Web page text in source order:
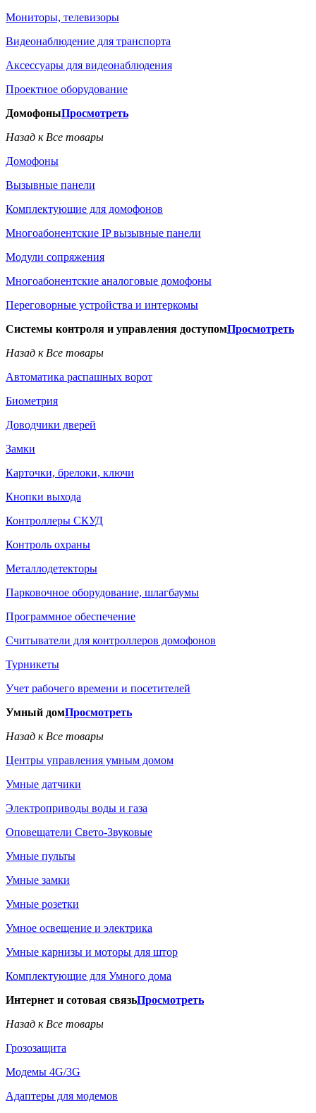
Мониторы, телевизоры
Видеонаблюдение для транспорта
Аксессуары для видеонаблюдения
Проектное оборудование
ДомофоныПросмотреть
Назад к Все товары
Домофоны
Вызывные панели
Комплектующие для домофонов
Многоабонентские IP вызывные панели
Модули сопряжения
Многоабонентские аналоговые домофоны
Переговорные устройства и интеркомы
Системы контроля и управления доступомПросмотреть
Назад к Все товары
Автоматика распашных ворот
Биометрия
Доводчики дверей
Замки
Карточки, брелоки, ключи
Кнопки выхода
Контроллеры СКУД
Контроль охраны
Металлодетекторы
Парковочное оборудование, шлагбаумы
Программное обеспечение
Считыватели для контроллеров домофонов
Турникеты
Учет рабочего времени и посетителей
Умный домПросмотреть
Назад к Все товары
Центры управления умным домом
Умные датчики
Электроприводы воды и газа
Оповещатели Свето-Звуковые
Умные пульты
Умные замки
Умные розетки
Умное освещение и электрика
Умные карнизы и моторы для штор
Комплектующие для Умного дома
Интернет и сотовая связьПросмотреть
Назад к Все товары
Грозозащита
Модемы 4G/3G
Адаптеры для модемов